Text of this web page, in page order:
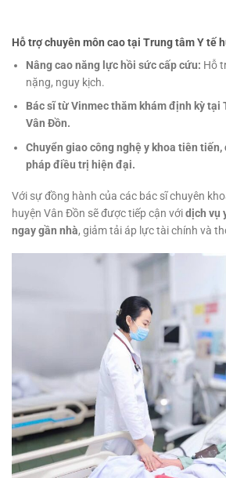
Hỗ trợ chuyên môn cao tại Trung tâm Y tế
Nâng cao năng lực hồi sức cấp cứu: Hỗ
nặng, nguy kịch.
Bác sĩ từ Vinmec thăm khám định kỳ tại
Vân Đồn.
Chuyển giao công nghệ y khoa tiên
pháp điều trị hiện đại.
Với sự đồng hành của các bác sĩ chuyên
huyện Vân Đồn sẽ được tiếp cận vớidịch vụ
ngay gần nhà, giảm tải áp lực tài chính và